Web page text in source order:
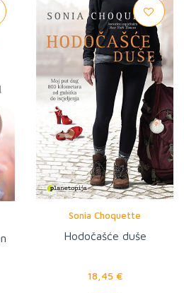
Sonia Choquette
Hodočašće duše
18,45 €